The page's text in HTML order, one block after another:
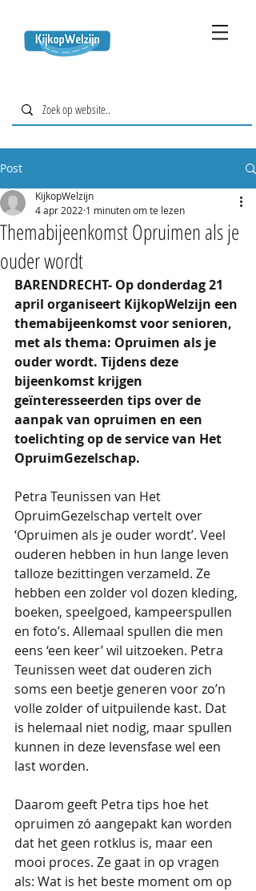
Post
Themabijeenkomst Opruimen als je
ouder wordt
KijkopWelzijn
4 apr 2022 1 minuten om te lezen
BARENDRECHT- Op donderdag 21
april organiseert KijkopWelzijn een
themabijeenkomst voor senioren,
met als thema: Opruimen als je
ouder wordt. Tijdens deze
bijeenkomst krijgen
geïnteresseerden tips over de
aanpak van opruimen en een
toelichting op de service van Het
OpruimGezelschap.
Petra Teunissen van Het
OpruimGezelschap vertelt over
‘Opruimen als je ouder wordt’. Veel
ouderen hebben in hun lange leven
talloze bezittingen verzameld. Ze
hebben een zolder vol dozen kleding,
boeken, speelgoed, kampeerspullen
en foto’s. Allemaal spullen die men
eens ‘een keer’ wil uitzoeken. Petra
Teunissen weet dat ouderen zich
soms een beetje generen voor zo’n
volle zolder of uitpuilende kast. Dat
is helemaal niet nodig, maar spullen
kunnen in deze levensfase wel een
last worden.
Daarom geeft Petra tips hoe het
opruimen zó aangepakt kan worden
dat het geen rotklus is, maar een
mooi proces. Ze gaat in op vragen
als: Wat is het beste moment om op